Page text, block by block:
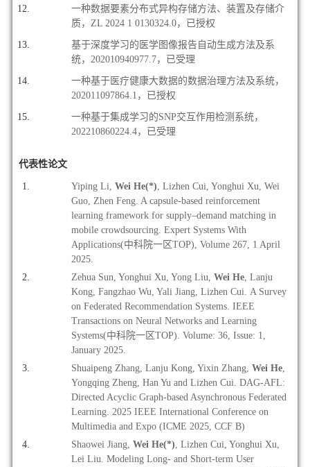
一种数据要素分布式异构存储方法、装置及存储介
质，ZL 2024 1 0130324.0，已授权
基于深度学习的医学图像报告自动生成方法及系
统，202010940977.7，已受理
一种基于医疗健康大数据的数据治理方法及系统，
202011097864.1，已授权
一种基于集成学习的SNP交互作用检测系统，
202210860224.4，已受理
代表性论文
Yiping Li, Wei He(*) Lizhen Cui , Yonghui Xu, Wei
Guo, Zhen Feng. A capsule-based reinforcement
learning framework for supply–demand matching in
mobile crowdsourcing. Expert Systems With
Applications(中科院一区TOP), Volume 267, 1 April
2025.
Zehua Sun, Yonghui Xu, Yong Liu, Wei He, Lanju
Kong, Fangzhao Wu, Yali Jiang, Lizhen Cui. A Survey
on Federated Recommendation Systems. IEEE
Transactions on Neural Networks and Learning
Systems(中科院一区TOP). Volume: 36, Issue: 1,
January 2025.
Shuaipeng Zhang, Lanju Kong, Yixin Zhang, Wei He,
Yongqing Zheng, Han Yu and Lizhen Cui. DAG-AFL:
Directed Acyclic Graph-based Asynchronous Federated
Learning. 2025 IEEE International Conference on
Multimedia and Expo (ICME 2025, CCF B)
Shaowei Jiang, Wei He(*) , Lizhen Cui, Yonghui Xu,
Lei Liu. Modeling Long- and Short-term User